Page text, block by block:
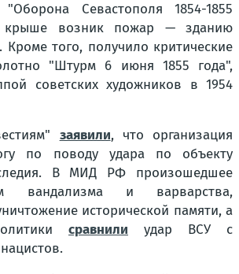
"Оборона Севастополя 1854-1855
крыше возник пожар — зданию
того, получило критические
"Штурм 6 июня 1855 года",
советских художников в 1954
заявили, что организация
по поводу удара по объекту
В МИД РФ произошедшее
вандализма и варварства,
исторической памяти, а
сравнили удар ВСУ с